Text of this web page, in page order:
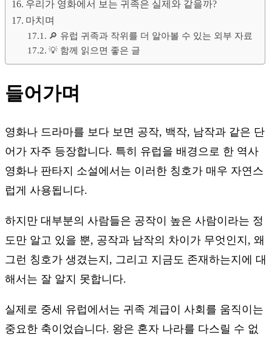
우리가 영화에서 보는 귀족은 실제와 같을까?
마치며
🔎 유럽 귀족과 작위를 더 알아볼 수 있는 외부 자료
💡 함께 읽으면 좋은 글
들어가며
영화나 드라마를 보다 보면 공작, 백작, 남작과 같은 단
어가 자주 등장합니다. 특히 유럽을 배경으로 한 역사
영화나 판타지 소설에서는 이러한 칭호가 매우 자연스
럽게 사용됩니다.
하지만 대부분의 사람들은 공작이 높은 사람이라는 정
도만 알고 있을 뿐, 공작과 남작의 차이가 무엇인지, 왜
그런 칭호가 생겼는지, 그리고 지금도 존재하는지에 대
해서는 잘 알지 못합니다.
실제로 중세 유럽에서는 귀족 계급이 사회를 움직이는
중요한 축이었습니다. 왕은 혼자 나라를 다스릴 수 없